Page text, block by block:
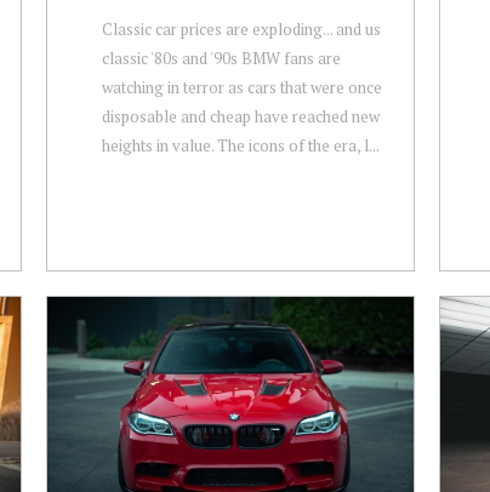
Classic car prices are exploding... and us
classic '80s and '90s BMW fans are
watching in terror as cars that were once
disposable and cheap have reached new
heights in value. The icons of the era, l...